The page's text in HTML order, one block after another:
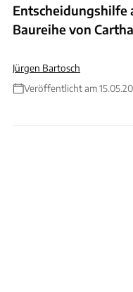
Entscheidungshilfe
Baureihe von
Jürgen Bartosch
Veröffentlicht am